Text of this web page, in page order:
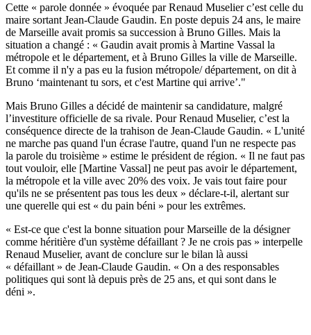
Cette « parole donnée » évoquée par Renaud Muselier c’est celle du
maire sortant Jean-Claude Gaudin. En poste depuis 24 ans, le maire
de Marseille avait promis sa succession à Bruno Gilles. Mais la
situation a changé : « Gaudin avait promis à Martine Vassal la
métropole et le département, et à Bruno Gilles la ville de Marseille.
Et comme il n'y a pas eu la fusion métropole/ département, on dit à
Bruno ‘maintenant tu sors, et c'est Martine qui arrive’."
Mais Bruno Gilles a décidé de maintenir sa candidature, malgré
l’investiture officielle de sa rivale. Pour Renaud Muselier, c’est la
conséquence directe de la trahison de Jean-Claude Gaudin. « L'unité
ne marche pas quand l'un écrase l'autre, quand l'un ne respecte pas
la parole du troisième » estime le président de région. « Il ne faut pas
tout vouloir, elle [Martine Vassal] ne peut pas avoir le département,
la métropole et la ville avec 20% des voix. Je vais tout faire pour
qu'ils ne se présentent pas tous les deux » déclare-t-il, alertant sur
une querelle qui est « du pain béni » pour les extrêmes.
« Est-ce que c'est la bonne situation pour Marseille de la désigner
comme héritière d'un système défaillant ? Je ne crois pas » interpelle
Renaud Muselier, avant de conclure sur le bilan là aussi
« défaillant » de Jean-Claude Gaudin. « On a des responsables
politiques qui sont là depuis près de 25 ans, et qui sont dans le
déni ».